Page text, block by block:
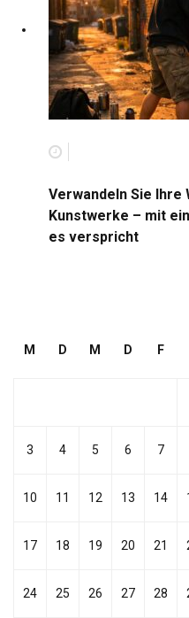
Verwandeln Sie Ihre
Kunstwerke – mit
es verspricht
M D M D F
3 4 5 6 7
10 11 12 13 14
17 18 19 20 21
24 25 26 27 28